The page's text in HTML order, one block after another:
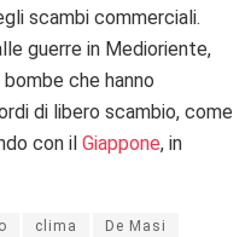
scambi commerciali.
guerre in Medioriente,
che hanno
di libero scambio, come
con il Giappone, in
clima De Masi